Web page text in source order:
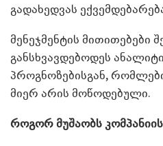
გადახედვას
მენეჯმენტის მითითებები
განსხვავდებოდეს
პროგნოზებისგან,
მიერ არის მოწოდებული.
როგორ მუშაობს